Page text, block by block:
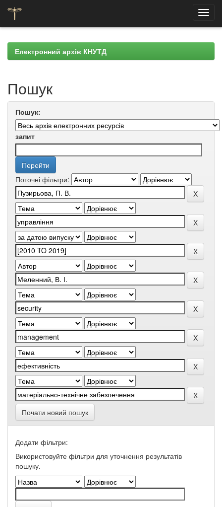
navigationЕлектронний архів КНУТД
Пошук
Пошук:
запит
Поточні фільтри:
Почати новий пошук
Додати фільтри:
Використовуйте фільтри для уточнення результатів
пошуку.